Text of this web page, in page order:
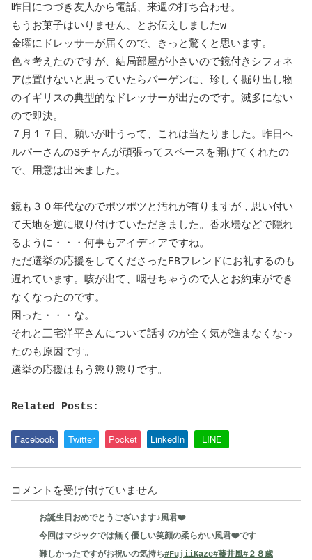
昨日につづき友人から電話、来週の打ち合わせ。
もうお菓子はいりません、とお伝えしましたw
金曜にドレッサーが届くので、きっと驚くと思います。
色々考えたのですが、結局部屋が小さいので鏡付きシフォネ
アは置けないと思っていたらバーゲンに、珍しく掘り出し物
のイギリスの典型的なドレッサーが出たのです。滅多にない
ので即決。
７月１７日、願いが叶うって、これは当たりました。昨日ヘ
ルパーさんのSチャんが頑張ってスペースを開けてくれたの
で、用意は出来ました。
鏡も３０年代なのでポツポツと汚れが有りますが，思い付い
て天地を逆に取り付けていただきました。香水壜などで隠れ
るように・・・何事もアイディアですね。
ただ選挙の応援をしてくださったFBフレンドにお礼するのも
遅れています。咳が出て、咽せちゃうので人とお約束ができ
なくなったのです。
困った・・・な。
それと三宅洋平さんについて話すのが全く気が進まなくなっ
たのも原因です。
選挙の応援はもう懲り懲りです。
Related Posts:
Facebook Twitter Pocket LinkedIn LINE
雲
コメントを受け付けていません
お誕生日おめでとうございます♪風君❤️
今回はマジックでは無く優しい笑顔の柔らかい風君❤️です
難しかったですがお祝いの気持ち#FujiiKaze#藤井風#２８歳